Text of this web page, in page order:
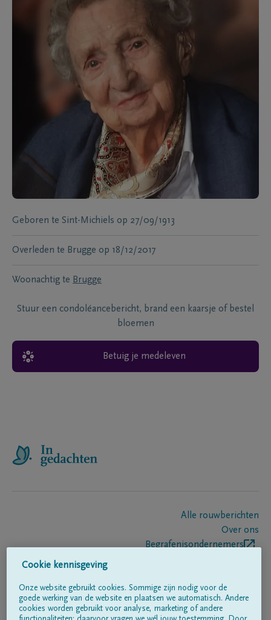
Geboren te Sint-Michiels op 27/09/1913
Overleden te Brugge op 18/12/2017
Woonachtig te Brugge
Stuur een condoléancebericht, brand een kaarsje of bestel
bloemen
Betuig je medeleven
Alle rouwberichten
Over ons
Begrafenisondernemers
Volg ons op
Cookie kennisgeving
Onze website gebruikt cookies. Sommige zijn nodig voor de
goede werking van de website en plaatsen we automatisch. Andere
cookies worden gebruikt voor analyse, marketing of andere